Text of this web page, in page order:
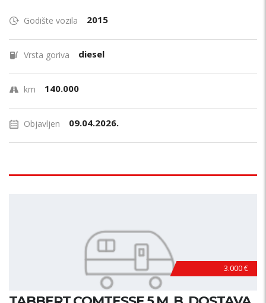
Godište vozila 2015
Vrsta goriva diesel
km 140.000
Objavljen 09.04.2026.
3.000 €